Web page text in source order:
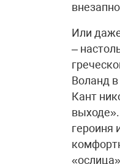
Или
–
Воланд
Кант
героиня